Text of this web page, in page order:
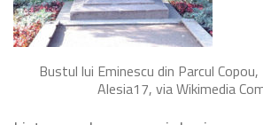
Bustul lui Eminescu din Parcul
Alesia17, via Wikimedia